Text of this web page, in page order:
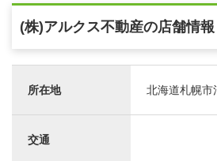
(株)アルクス不動産の店舗情報
所在地 北海道札幌市
交通